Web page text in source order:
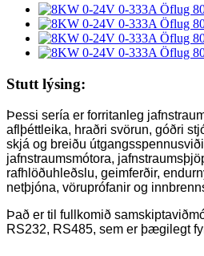
Stutt lýsing:
Þessi sería er forritanleg
aflþéttleika, hraðri svörun, góðri
skjá og breiðu
jafnstraumsmótora,
rafhlöðuhleðslu, geimferðir,
netþjóna, vöruprófanir og
Það er til fullkomið
RS232, RS485, sem er þægilegt